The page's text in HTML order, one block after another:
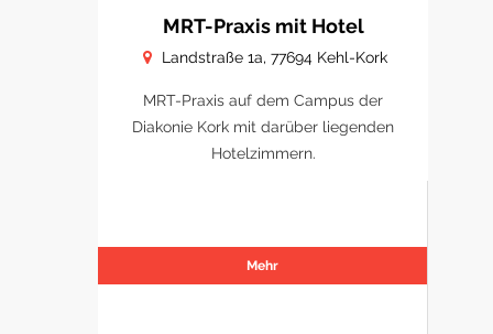
MRT-Praxis mit Hotel
Landstraße 1a, 77694 Kehl-Kork
MRT-Praxis auf dem Campus der
Diakonie Kork mit darüber liegenden
Hotelzimmern.
Mehr